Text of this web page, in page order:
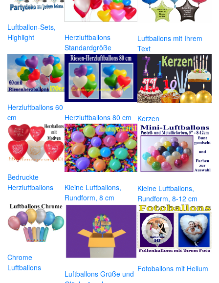
Luftballon-Sets,
Highlight
Herzluftballons
Standardgröße
Luftballons mit Ihrem
Text
Herzluftballons 60
cm
Herzluftballons 80 cm Kerzen
Bedruckte
Herzluftballons
Kleine Luftballons,
Rundform, 8 cm
Kleine Luftballons,
Rundform, 8-12 cm
Chrome
Luftballons
Luftballons Grüße und
Fotoballons mit Helium